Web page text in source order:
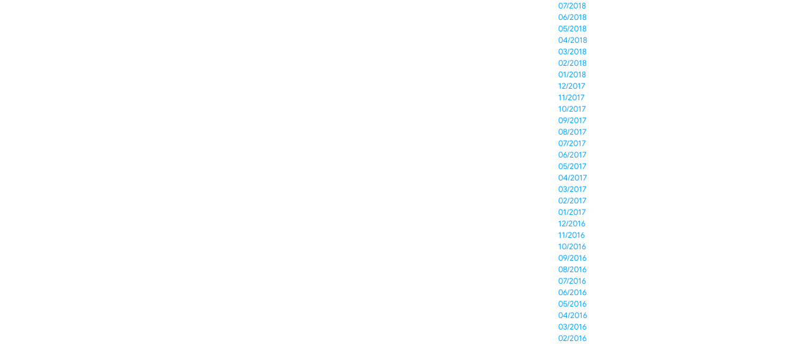
07/2018
06/2018
05/2018
04/2018
03/2018
02/2018
01/2018
12/2017
11/2017
10/2017
09/2017
08/2017
07/2017
06/2017
05/2017
04/2017
03/2017
02/2017
01/2017
12/2016
11/2016
10/2016
09/2016
08/2016
07/2016
06/2016
05/2016
04/2016
03/2016
02/2016